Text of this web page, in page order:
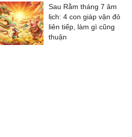
Sau Rằm tháng 7 âm
lịch: 4 con giáp vận đỏ
liên tiếp, làm gì cũng
thuận